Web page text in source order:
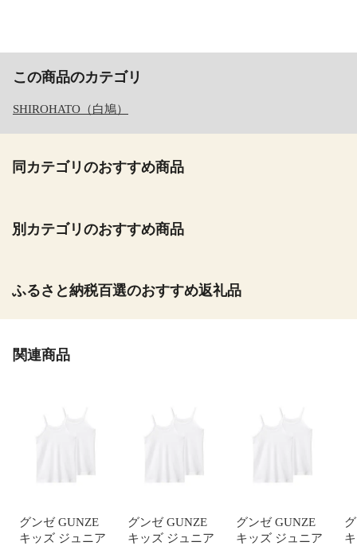
この商品のカテゴリ
SHIROHATO（白鳩）
同カテゴリのおすすめ商品
別カテゴリのおすすめ商品
ふるさと納税百選のおすすめ返礼品
関連商品
グンゼ GUNZE
キッズ ジュニア
グンゼ GUNZE
キッズ ジュニア
グンゼ GUNZE
キッズ ジュニア